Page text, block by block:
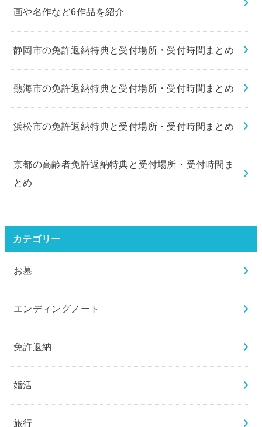
画や名作など6作品を紹介
静岡市の免許返納特典と受付場所・受付時間まとめ
熱海市の免許返納特典と受付場所・受付時間まとめ
浜松市の免許返納特典と受付場所・受付時間まとめ
京都の高齢者免許返納特典と受付場所・受付時間ま
とめ
カテゴリー
お墓
エンディングノート
免許返納
婚活
旅行